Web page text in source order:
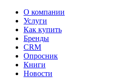
О компании
Услуги
Как купить
Бренды
CRM
Опросник
Книги
Новости